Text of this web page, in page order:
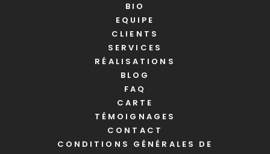
BIO
EQUIPE
CLIENTS
SERVICES
RÉALISATIONS
BLOG
FAQ
CARTE
TÉMOIGNAGES
CONTACT
CONDITIONS GÉNÉRALES DE